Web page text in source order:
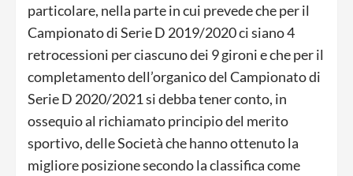
particolare, nella parte in cui prevede che per il
Campionato di Serie D 2019/2020 ci siano 4
retrocessioni per ciascuno dei 9 gironi e che per il
completamento dell’organico del Campionato di
Serie D 2020/2021 si debba tener conto, in
ossequio al richiamato principio del merito
sportivo, delle Società che hanno ottenuto la
migliore posizione secondo la classifica come